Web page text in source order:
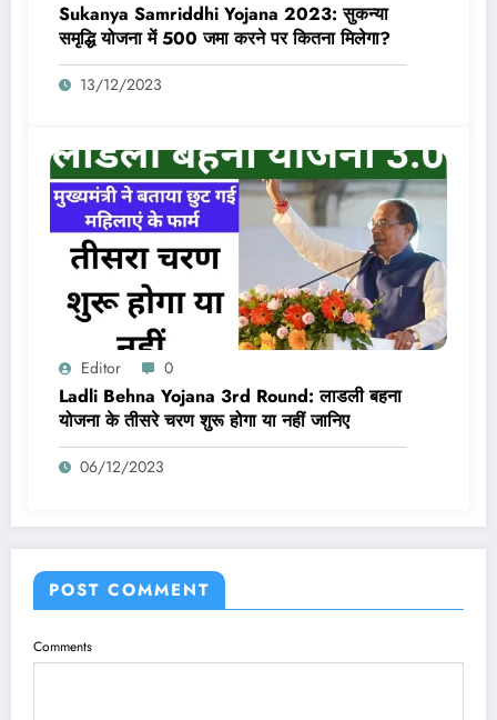
Sukanya Samriddhi Yojana 2023: सुकन्या
समृद्धि योजना में 500 जमा करने पर कितना मिलेगा?
13/12/2023
Editor 0
Ladli Behna Yojana 3rd Round: लाडली बहना
योजना के तीसरे चरण शुरू होगा या नहीं जानिए
06/12/2023
POST COMMENT
Comments